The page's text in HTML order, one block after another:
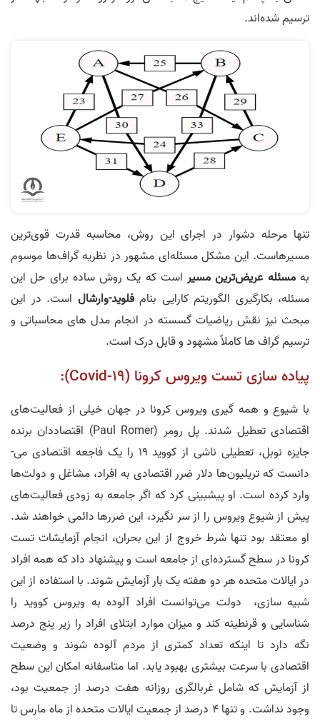
ترسیم شده‌اند.
تنها مرحله دشوار در اجرای این روش، محاسبه قدرت قوی‌ترین
مسیرهاست. این مشکل مسئله‌ای مشهور در نظریه گراف‌ها موسوم
بهمسئله عریض‌ترین مسیراست که یک روش ساده برای حل این
مسئله، بکارگیری الگوریتم کارایی بنامفلوید-وارشال است. در این
مبحث نیز نقش ریاضیات گسسته در انجام مدل های محاسباتی و
ترسیم گراف ها کاملاً مشهود و قابل درک است.
پیاده ­سازی تست ویروس کرونا (Covid-19):
با شیوع و همه­ گیری ویروس کرونا در جهان خیلی از فعالیت­‌های
اقتصادی تعطیل شدند. پل رومر (Paul Romer) اقتصاددان برنده
جایزه نوبل، تعطیلی ناشی از کووید 19 را یک فاجعه اقتصادی می‌­
دانست که تریلیون‌ها دلار ضرر اقتصادی به افراد، مشاغل و دولت‌­ها
وارد کرده است. او پیش­بینی کرد که اگر جامعه به زودی فعالیت­‌های
پیش از شیوع ویروس را از سر نگیرد، این ضررها دائمی خواهند شد.
او معتقد بود تنها شرط خروج از این بحران، انجام آزمایشات تست
کرونا در سطح گسترده‌­ای از جامعه است و پیشنهاد داد که همه افراد
در ایالات متحده هر دو هفته یک بار آزمایش شوند. با استفاده از این
شبیه­ سازی، دولت می­‌توانست افراد آلوده به ویروس کووید را
شناسایی و قرنطینه کند و میزان موارد ابتلای افراد را زیر پنج درصد
نگه دارد تا اینکه تعداد کمتری از مردم آلوده شوند و وضعیت
اقتصادی با سرعت بیشتری بهبود یابد. اما متاسفانه امکان این سطح
از آزمایش که شامل غربالگری روزانه هفت درصد از جمعیت بود،
وجود نداشت. و تنها 4 درصد از جمعیت ایالات متحده از ماه مارس تا